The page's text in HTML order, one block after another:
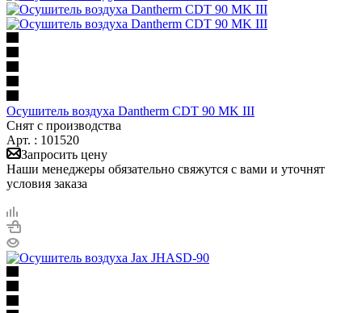
Осушитель воздуха Dantherm CDT 90 MK III
Снят с производства
Арт. : 101520
Запросить цену
Наши менеджеры обязательно свяжутся с вами и уточнят
условия заказа